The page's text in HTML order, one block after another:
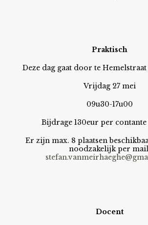
Praktisch
Deze dag gaat door te
Vrijdag 27 mei
09u30-17u00
Bijdrage 130eur per
Er zijn max. 8 plaatsen
noodzakelijk per
Docent